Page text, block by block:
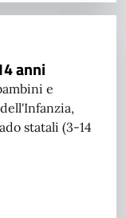
anni
e
statali (3-14